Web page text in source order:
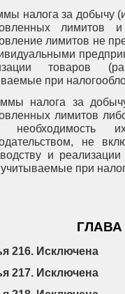
налога за добычу
лимитов
лимитов не
товаров
при
налога за
лимитов
необходимость
не
и
при
216. Исключена
217. Исключена